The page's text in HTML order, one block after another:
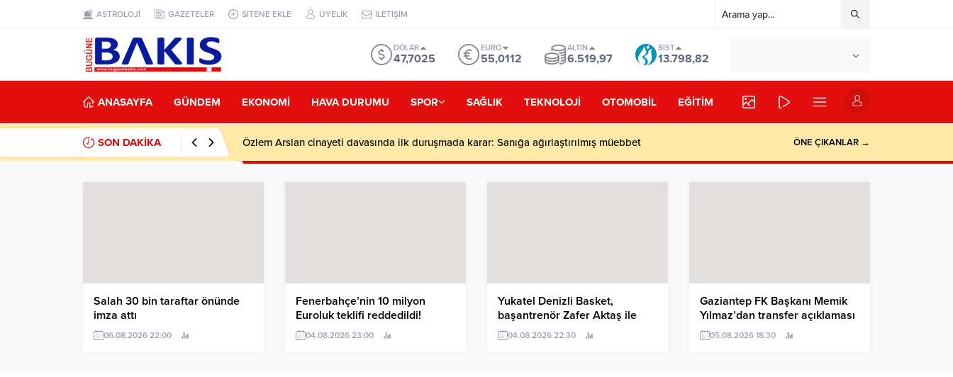
ASTROLOJİ GAZETELER SİTENE EKLE ÜYELİK İLETİŞİM
DOLAR
47,7025
EURO
55,0112
ALTIN
6.519,97
BIST
13.798,82
ANASAYFA GÜNDEM EKONOMİ HAVA DURUMU SPOR SAĞLIK TEKNOLOJİ OTOMOBİL EĞİTİM
SON DAKİKA Özlem Arslan cinayeti davasında ilk duruşmada karar: Sanığa ağırlaştırılmış müebbet ÖNE ÇIKANLAR →
Salah 30 bin taraftar önünde
imza attı
06.08.2026 22:00
Fenerbahçe’nin 10 milyon
Euroluk teklifi reddedildi!
04.08.2026 23:00
Yukatel Denizli Basket,
başantrenör Zafer Aktaş ile
sözleşme yeniledi
04.08.2026 22:30
Gaziantep FK Başkanı Memik
Yılmaz’dan transfer açıklaması
05.08.2026 18:30